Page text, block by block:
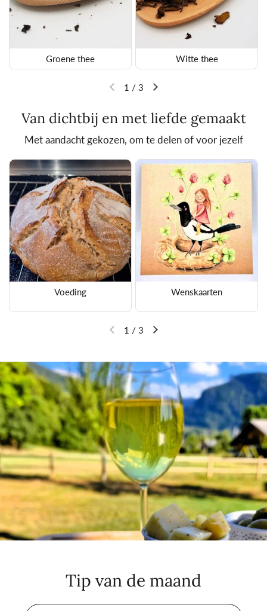
Groene thee Witte thee
Vorige dia
1 / 3
Van dichtbij en met liefde gemaakt
Met aandacht gekozen, om te delen of voor jezelf
Voeding Wenskaarten
Vorige dia
1 / 3
Tip van de maand